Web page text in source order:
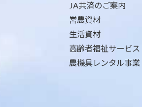
JA共済のご案内
営農資材
生活資材
高齢者福祉サービス
農機具レンタル事業